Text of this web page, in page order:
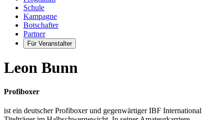
Schule
Kampagne
Botschafter
Partner
Für Veranstalter
Leon Bunn
Profiboxer
ist ein deutscher Profiboxer und gegenwärtiger IBF International